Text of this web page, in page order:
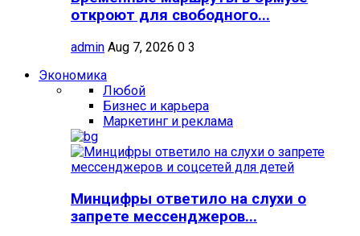
откроют для свободного...
admin Aug 7, 2026 0 3
Экономика
Любой
Бизнес и карьера
Маркетинг и реклама
Минцифры ответило на слухи о
запрете мессенджеров...